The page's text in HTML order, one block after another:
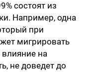
состоят из
Например, одна
при
мигрировать
влияние на
не доведет до